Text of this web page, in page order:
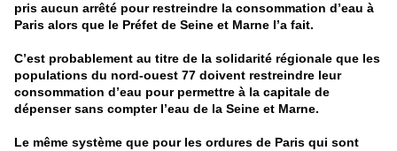
pris aucun arrêté pour restreindre la consommation d’eau à
Paris alors que le Préfet de Seine et Marne l’a fait.
C’est probablement au titre de la solidarité régionale que les
populations du nord-ouest 77 doivent restreindre leur
consommation d’eau pour permettre à la capitale de
dépenser sans compter l’eau de la Seine et Marne.
Le même système que pour les ordures de Paris qui sont